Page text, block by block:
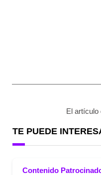
El artículo
TE PUEDE
Contenido